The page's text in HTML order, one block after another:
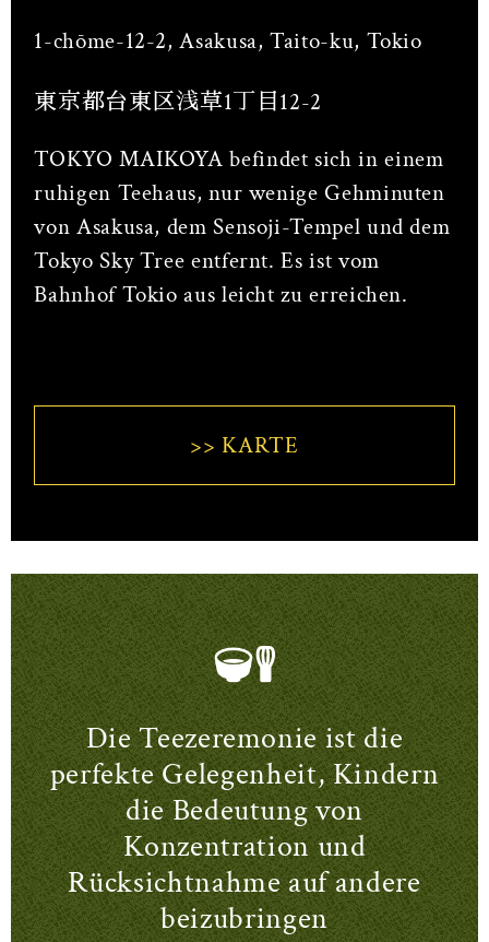
1-chōme-12-2, Asakusa, Taito-ku, Tokio
東京都台東区浅草1丁目12-2
TOKYO MAIKOYA befindet sich in einem
ruhigen Teehaus, nur wenige Gehminuten
von Asakusa, dem Sensoji-Tempel und dem
Tokyo Sky Tree entfernt. Es ist vom
Bahnhof Tokio aus leicht zu erreichen.
>> KARTE
Die Teezeremonie ist die
perfekte Gelegenheit, Kindern
die Bedeutung von
Konzentration und
Rücksichtnahme auf andere
beizubringen